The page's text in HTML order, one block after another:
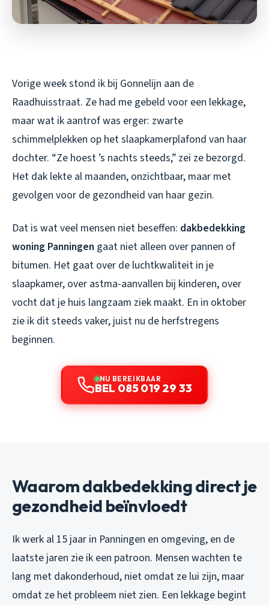
Vorige week stond ik bij Gonnelijn aan de
Raadhuisstraat. Ze had me gebeld voor een lekkage,
maar wat ik aantrof was erger: zwarte
schimmelplekken op het slaapkamerplafond van haar
dochter. “Ze hoest ’s nachts steeds,” zei ze bezorgd.
Het dak lekte al maanden, onzichtbaar, maar met
gevolgen voor de gezondheid van haar gezin.
Dat is wat veel mensen niet beseffen: dakbedekking
woning Panningen gaat niet alleen over pannen of
bitumen. Het gaat over de luchtkwaliteit in je
slaapkamer, over astma-aanvallen bij kinderen, over
vocht dat je huis langzaam ziek maakt. En in oktober
zie ik dit steeds vaker, juist nu de herfstregens
beginnen.
NU BEREIKBAAR
BEL 085 019 29 33
Waarom dakbedekking direct je
gezondheid beïnvloedt
Ik werk al 15 jaar in Panningen en omgeving, en de
laatste jaren zie ik een patroon. Mensen wachten te
lang met dakonderhoud, niet omdat ze lui zijn, maar
omdat ze het probleem niet zien. Een lekkage begint